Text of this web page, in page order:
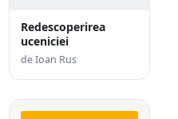
Redescoperirea
uceniciei
de Ioan Rus